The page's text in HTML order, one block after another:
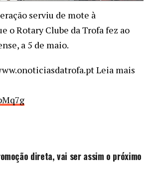
serviu de mote à
o Rotary Clube da Trofa fez ao
a 5 de maio.
Leia mais
direta, vai ser assim o próximo